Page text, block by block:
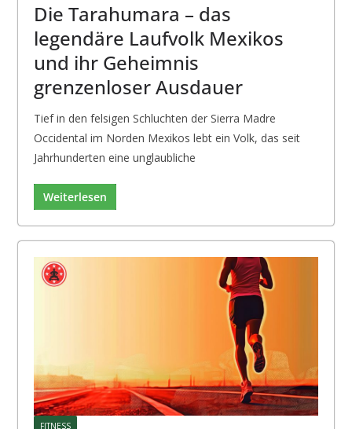
Die Tarahumara – das
legendäre Laufvolk Mexikos
und ihr Geheimnis
grenzenloser Ausdauer
Tief in den felsigen Schluchten der Sierra Madre
Occidental im Norden Mexikos lebt ein Volk, das seit
Jahrhunderten eine unglaubliche
Weiterlesen
FITNESS